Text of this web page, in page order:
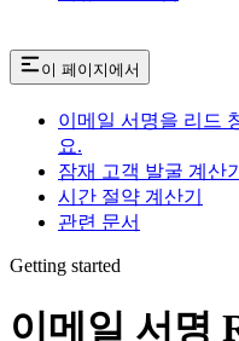
이 페이지에서
이메일 서명을 리드
요.
잠재 고객 발굴 계산기
시간 절약 계산기
관련 문서
Getting started
이메일 서명